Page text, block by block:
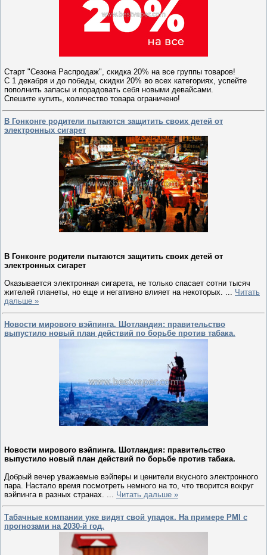
Старт "Сезона Распродаж", скидка 20% на все группы товаров!
С 1 декабря и до победы, скидки 20% во всех категориях, успейте
пополнить запасы и порадовать себя новыми девайсами.
Спешите купить, количество товара ограничено!
В Гонконге родители пытаются защитить своих детей от
электронных сигарет
В Гонконге родители пытаются защитить своих детей от
электронных сигарет
Оказывается электронная сигарета, не только спасает сотни тысяч
жителей планеты, но еще и негативно влияет на некоторых. ... Читать
дальше »
Новости мирового вэйпинга. Шотландия: правительство
выпустило новый план действий по борьбе против табака.
Новости мирового вэйпинга. Шотландия: правительство
выпустило новый план действий по борьбе против табака.
Добрый вечер уважаемые вэйперы и ценители вкусного электронного
пара. Настало время посмотреть немного на то, что творится вокруг
вэйпинга в разных странах.
Читать дальше »
Табачные компании уже видят свой упадок. На примере PMI с
прогнозами на 2030-й год.